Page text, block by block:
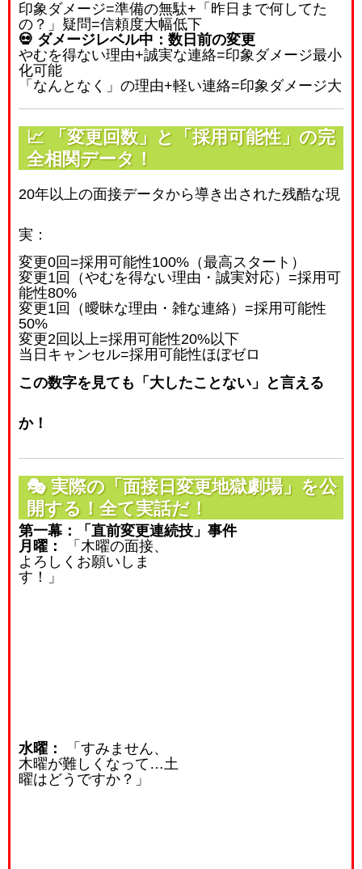
印象ダメージ=準備の無駄+ 「昨日まで何してた
の？」疑問=信頼度大幅低下
💀 ダメージレベル中：数日前の変更
やむを得ない理由+誠実な連絡=印象ダメージ最小
化可能
「なんとなく」の理由+軽い連絡=印象ダメージ大
📈
「変更回数」と「採用可能性」の完
全相関データ！
20年以上の面接データから導き出された残酷な現
実：
変更0回=採用可能性100% （最高スタート）
変更1回（やむを得ない理由・誠実対応） =採用可
能性80%
変更1回（曖昧な理由・雑な連絡） =採用可能性
50%
変更2回以上=採用可能性20%以下
当日キャンセル=採用可能性ほぼゼロ
この数字を見ても「大したことない」と言える
か！
🎭 実際の「面接日変更地獄劇場」を公
開する！全て実話だ！
第一幕：「直前変更連続技」事件
月曜：
「木曜の面接、
よろしくお願いしま
す！」
水曜：
「すみません、
木曜が難しくなって…土
曜はどうですか？」